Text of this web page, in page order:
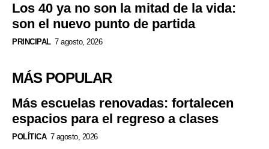
Los 40 ya no son la mitad de la vida:
son el nuevo punto de partida
PRINCIPAL 7 agosto, 2026
MÁS POPULAR
Más escuelas renovadas: fortalecen
espacios para el regreso a clases
POLÍTICA 7 agosto, 2026